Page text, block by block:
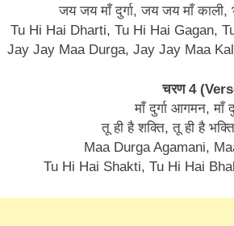
जय जय माँ दुर्गा, जय जय माँ काली,
Tu Hi Hai Dharti, Tu Hi Hai Gagan,
Jay Jay Maa Durga, Jay Jay Maa
चरण 4
माँ दुर्गा आगमन, माँ
तू ही है शक्ति, तू ही है
Maa Durga Agamani,
Tu Hi Hai Shakti, Tu Hi Hai